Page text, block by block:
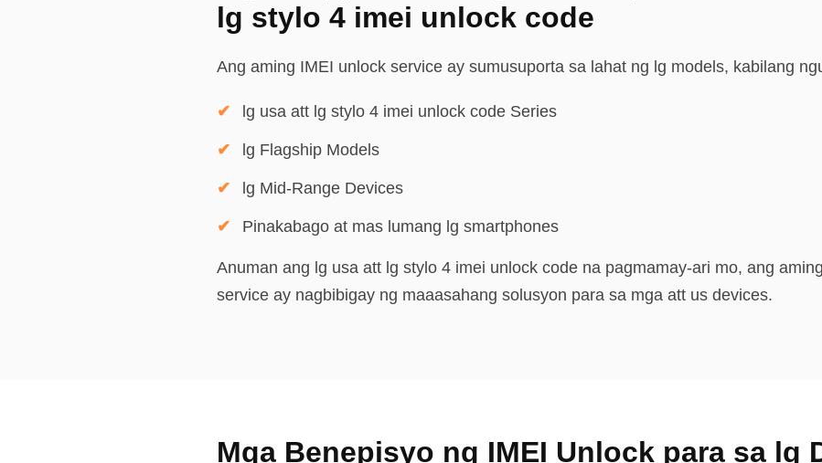
lg stylo 4 imei unlock code
Ang aming IMEI unlock service ay sumusuporta sa lahat ng lg models, kabilang
lg usa att lg stylo 4 imei unlock code Series
lg Flagship Models
lg Mid-Range Devices
Pinakabago at mas lumang lg smartphones
Anuman ang lg usa att lg stylo 4 imei unlock code na pagmamay-ari mo, ang
service ay nagbibigay ng maaasahang solusyon para sa mga att us devices.
Mga Benepisyo ng IMEI Unlock para sa lg